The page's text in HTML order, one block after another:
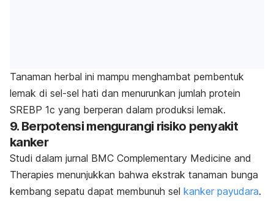
Tanaman herbal ini mampu menghambat pembentuk
lemak di sel-sel hati dan menurunkan jumlah protein
SREBP 1c yang berperan dalam produksi lemak.
9. Berpotensi mengurangi risiko penyakit
kanker
Studi dalam jurnal BMC Complementary Medicine and
Therapies menunjukkan bahwa ekstrak tanaman bunga
kembang sepatu dapat membunuh sel kanker payudara.